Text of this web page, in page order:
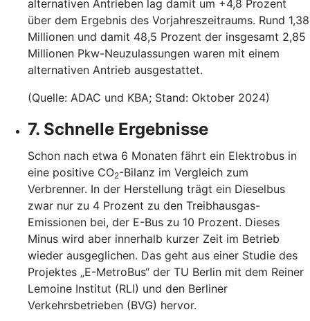
alternativen Antrieben lag damit um +4,8 Prozent
über dem Ergebnis des Vorjahreszeitraums. Rund 1,38
Millionen und damit 48,5 Prozent der insgesamt 2,85
Millionen Pkw-Neuzulassungen waren mit einem
alternativen Antrieb ausgestattet.
(Quelle: ADAC und KBA; Stand: Oktober 2024)
7. Schnelle Ergebnisse
Schon nach etwa 6 Monaten fährt ein Elektrobus in
eine positive CO2-Bilanz im Vergleich zum
Verbrenner. In der Herstellung trägt ein Dieselbus
zwar nur zu 4 Prozent zu den Treibhausgas-
Emissionen bei, der E-Bus zu 10 Prozent. Dieses
Minus wird aber innerhalb kurzer Zeit im Betrieb
wieder ausgeglichen. Das geht aus einer Studie des
Projektes „E-MetroBus“ der TU Berlin mit dem Reiner
Lemoine Institut (RLI) und den Berliner
Verkehrsbetrieben (BVG) hervor.